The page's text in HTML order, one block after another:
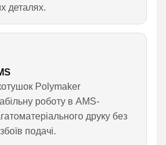
деталях.
Polymaker
роботу в AMS-
друку без
подачі.